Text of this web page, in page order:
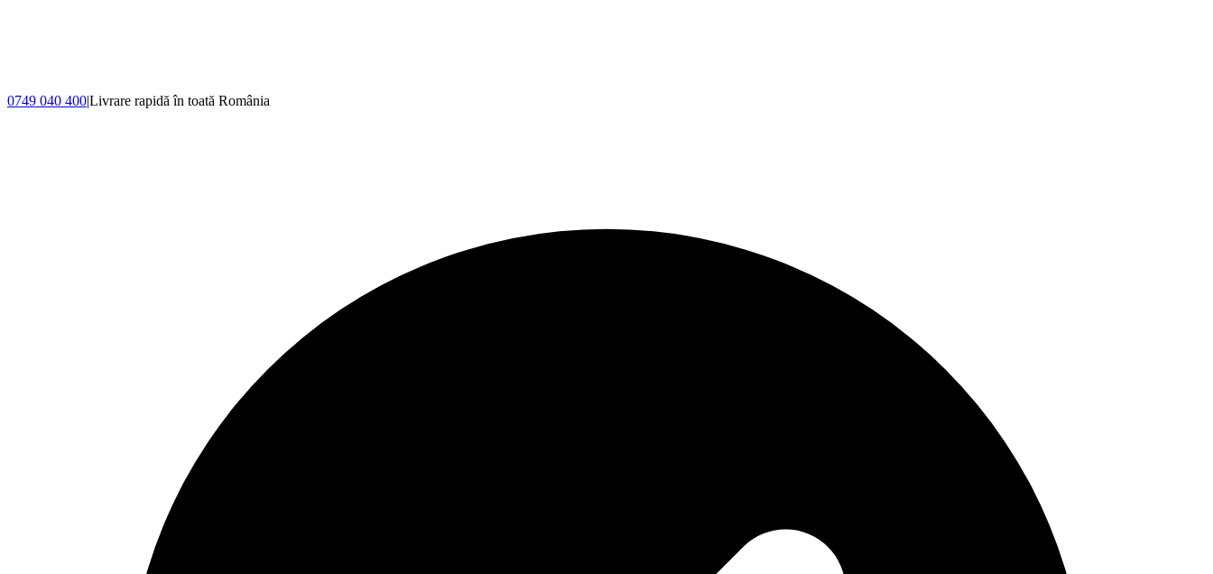
0749 040 400|Livrare rapidă în toată România